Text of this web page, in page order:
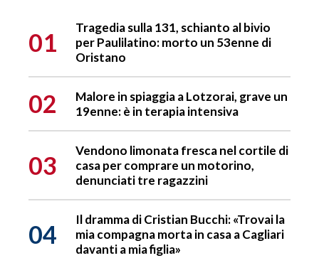
01
Tragedia sulla 131, schianto al bivio
per Paulilatino: morto un 53enne di
Oristano
02
Malore in spiaggia a Lotzorai, grave un
19enne: è in terapia intensiva
03
Vendono limonata fresca nel cortile di
casa per comprare un motorino,
denunciati tre ragazzini
04
Il dramma di Cristian Bucchi: «Trovai la
mia compagna morta in casa a Cagliari
davanti a mia figlia»